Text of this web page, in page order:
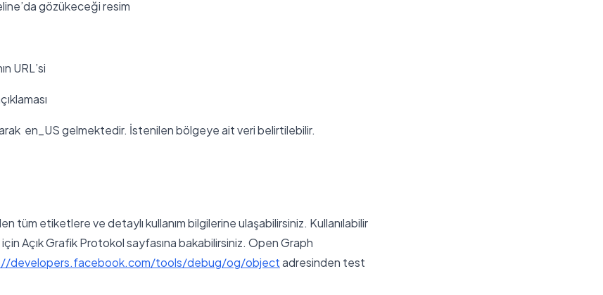
gözükeceği resim
URL’si
en_US gelmektedir. İstenilen bölgeye ait veri belirtilebilir.
tüm etiketlere ve detaylı kullanım bilgilerine ulaşabilirsiniz. Kullanılabilir
Açık Grafik Protokol sayfasına bakabilirsiniz. Open Graph
developers.facebook.com/tools/debug/og/objectadresinden test